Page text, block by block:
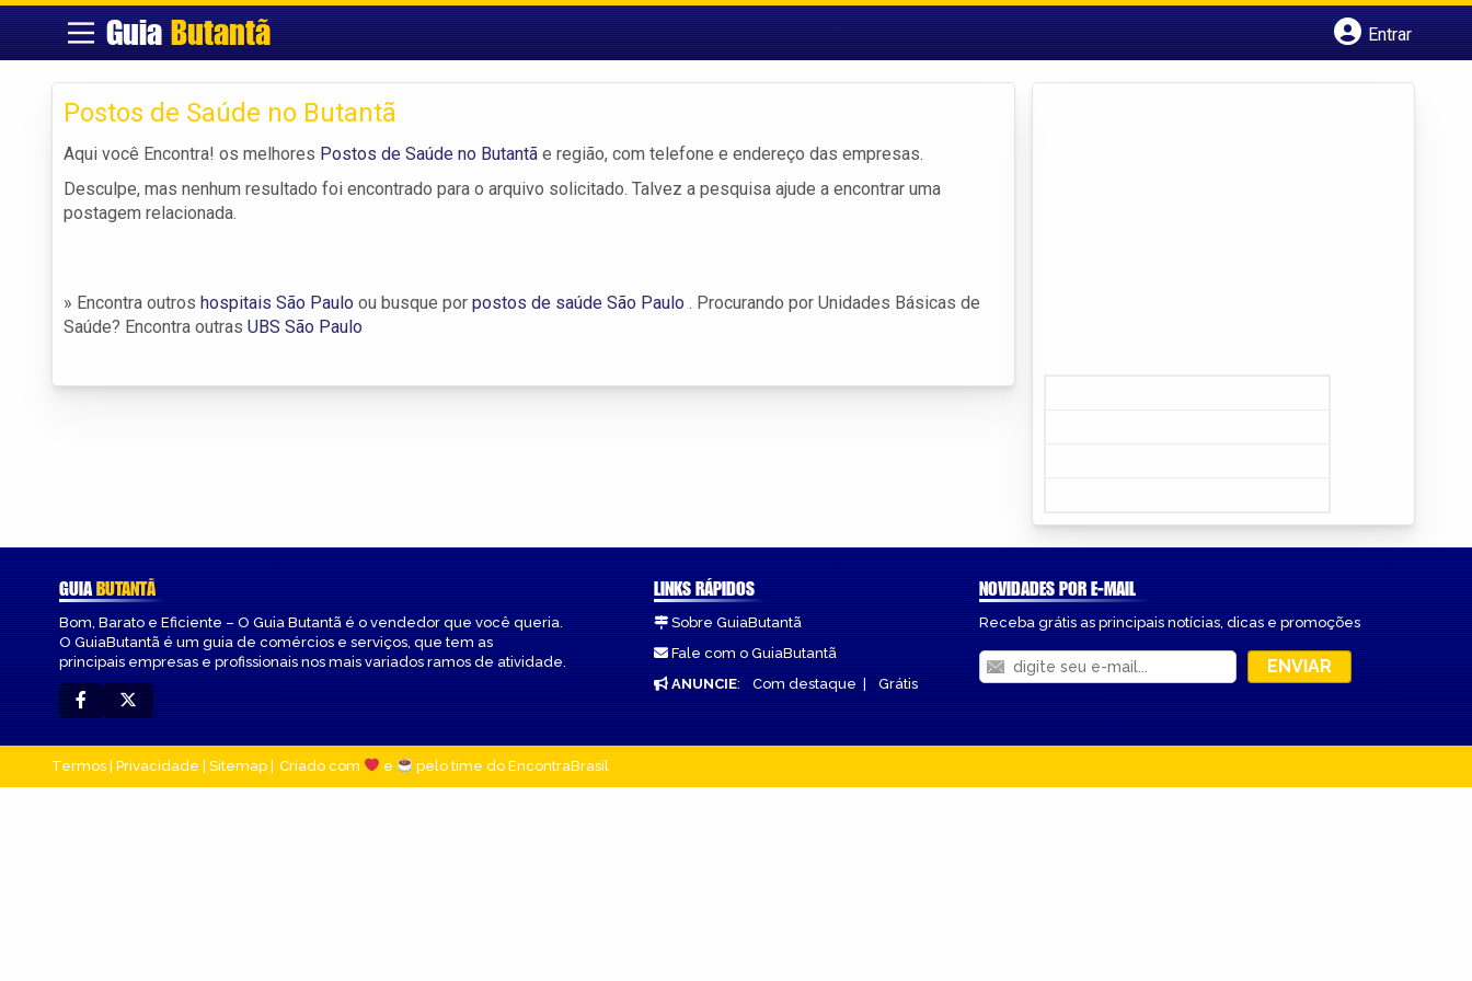
GuiaButantã
Entrar
Postos de Saúde no Butantã
Aqui você Encontra! os melhores Postos de Saúde no Butantã e região, com telefone e endereço das empresas.
Desculpe, mas nenhum resultado foi encontrado para o arquivo solicitado. Talvez a pesquisa ajude a encontrar uma
postagem relacionada.
» Encontra outros hospitais São Paulo ou busque por postos de saúde São Paulo . Procurando por Unidades Básicas de
Saúde? Encontra outras UBS São Paulo
GUIABUTANTÃ
Bom, Barato e Eficiente – O Guia Butantã é o vendedor que você queria.
O GuiaButantã é um guia de comércios e serviços, que tem as
principais empresas e profissionais nos mais variados ramos de atividade.
LINKS RÁPIDOS
Sobre GuiaButantã
Fale com o GuiaButantã
ANUNCIE: Com destaque| Grátis
NOVIDADES POR E-MAIL
Receba grátis as principais notícias, dicas e promoções
Termos | Privacidade | Sitemap Criado com e pelo time do EncontraBrasil